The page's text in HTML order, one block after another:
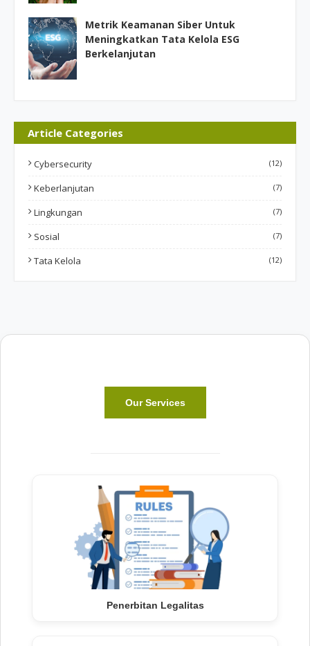
Metrik Keamanan Siber Untuk
Meningkatkan Tata Kelola ESG
Berkelanjutan
Article Categories
Cybersecurity (12)
Keberlanjutan (7)
Lingkungan (7)
Sosial (7)
Tata Kelola (12)
Our Services
Penerbitan Legalitas